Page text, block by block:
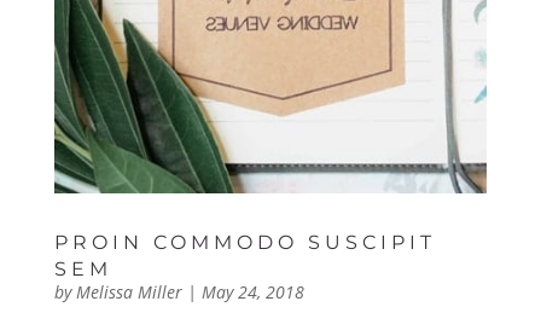
PROIN COMMODO SUSCIPIT
SEM
byMelissa Miller| May 24, 2018